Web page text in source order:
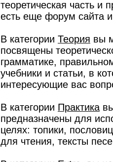
теоретическая часть и
есть еще форум сайта
В категории Теория вы
посвящены
грамматике,
учебники и статьи, в
интересующие вас
В категории Практика
предназначены для
целях: топики,
для чтения, тексты